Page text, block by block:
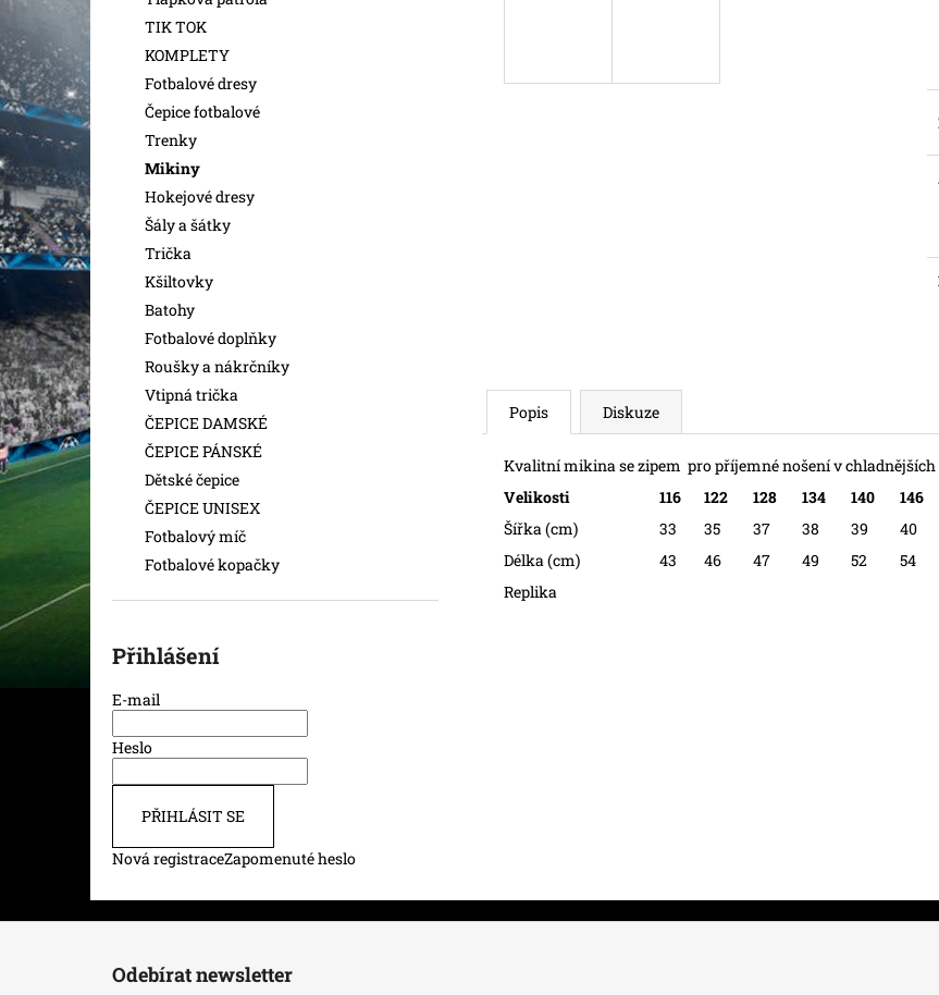
TIK TOK
KOMPLETY
Fotbalové dresy
Čepice fotbalové
Trenky
Mikiny
Hokejové dresy
Šály a šátky
Trička
Kšiltovky
Batohy
Fotbalové doplňky
Roušky a nákrčníky
Vtipná trička
ČEPICE DAMSKÉ
ČEPICE PÁNSKÉ
Dětské čepice
ČEPICE UNISEX
Fotbalový míč
Fotbalové kopačky
Přihlášení
E-mail
Heslo
PŘIHLÁSIT SE
Nová registraceZapomenuté heslo
Popis Diskuze
Kvalitní mikina se zipem pro příjemné nošení v chladnějších
Velikosti
116 122 128 134 140 146
Šířka (cm)
33 35 37 38 39 40
Délka (cm)
43 46 47 49 52 54
Replika
Odebírat newsletter